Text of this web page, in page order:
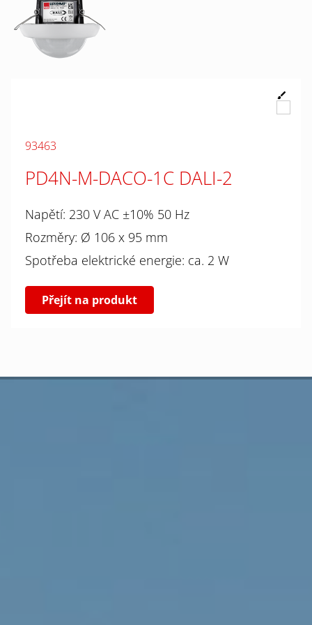
93463
PD4N-M-DACO-1C DALI-2
Napětí: 230 V AC ±10% 50 Hz
Rozměry: Ø 106 x 95 mm
Spotřeba elektrické energie: ca. 2 W
Přejít na produkt